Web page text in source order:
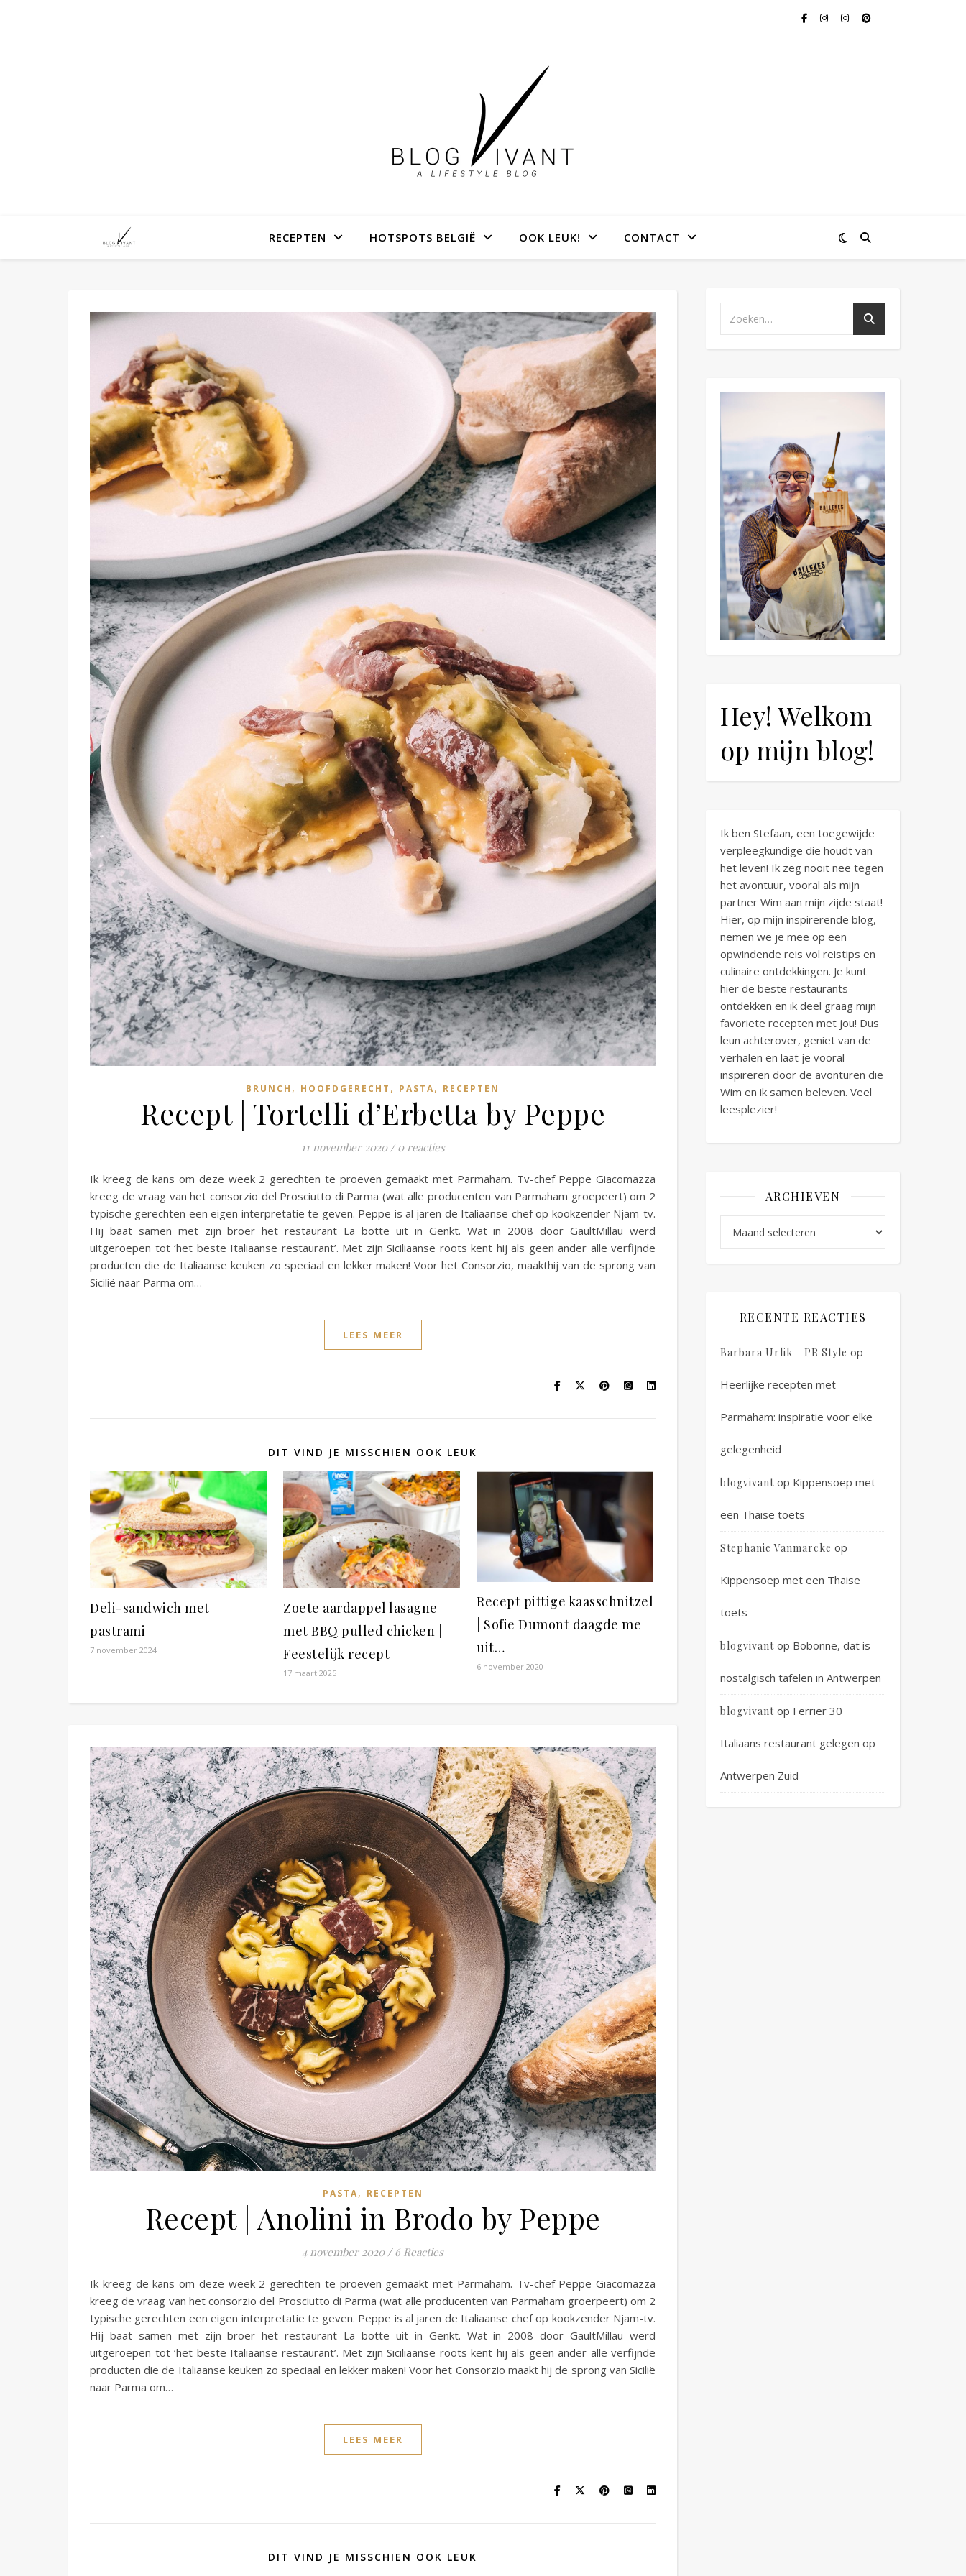
RECEPTEN HOTSPOTS BELGIË OOK LEUK! CONTACT
BRUNCH , HOOFDGERECHT , PASTA, RECEPTEN
Recept | Tortelli d’Erbetta by Peppe
11 november 2020 / 0 reacties
Ik kreeg de kans om deze week 2 gerechten te proeven gemaakt met Parmaham. Tv-chef Peppe Giacomazza
kreeg de vraag van het consorzio del Prosciutto di Parma (wat alle producenten van Parmaham groepeert) om 2
typische gerechten een eigen interpretatie te geven. Peppe is al jaren de Italiaanse chef op kookzender Njam-tv.
Hij baat samen met zijn broer het restaurant La botte uit in Genkt. Wat in 2008 door GaultMillau werd
uitgeroepen tot ‘het beste Italiaanse restaurant’. Met zijn Siciliaanse roots kent hij als geen ander alle verfijnde
producten die de Italiaanse keuken zo speciaal en lekker maken! Voor het Consorzio, maakthij van de sprong van
Sicilië naar Parma om…
LEES MEER
DIT VIND JE MISSCHIEN OOK LEUK
Deli-sandwich met
pastrami
7 november 2024
Zoete aardappel lasagne
met BBQ pulled chicken |
Feestelijk recept
17 maart 2025
Recept pittige kaasschnitzel
| Sofie Dumont daagde me
uit…
6 november 2020
PASTA, RECEPTEN
Recept | Anolini in Brodo by Peppe
4 november 2020 / 6 Reacties
Ik kreeg de kans om deze week 2 gerechten te proeven gemaakt met Parmaham. Tv-chef Peppe Giacomazza
kreeg de vraag van het consorzio del Prosciutto di Parma (wat alle producenten van Parmaham groerpeert) om 2
typische gerechten een eigen interpretatie te geven. Peppe is al jaren de Italiaanse chef op kookzender Njam-tv.
Hij baat samen met zijn broer het restaurant La botte uit in Genkt. Wat in 2008 door GaultMillau werd
uitgeroepen tot ‘het beste Italiaanse restaurant’. Met zijn Siciliaanse roots kent hij als geen ander alle verfijnde
producten die de Italiaanse keuken zo speciaal en lekker maken! Voor het Consorzio maakt hij de sprong van Sicilië
naar Parma om…
LEES MEER
DIT VIND JE MISSCHIEN OOK LEUK
Hey! Welkom
op mijn blog!
Ik ben Stefaan, een toegewijde
verpleegkundige die houdt van
het leven! Ik zeg nooit nee tegen
het avontuur, vooral als mijn
partner Wim aan mijn zijde staat!
Hier, op mijn inspirerende blog,
nemen we je mee op een
opwindende reis vol reistips en
culinaire ontdekkingen. Je kunt
hier de beste restaurants
ontdekken en ik deel graag mijn
favoriete recepten met jou! Dus
leun achterover, geniet van de
verhalen en laat je vooral
inspireren door de avonturen die
Wim en ik samen beleven. Veel
leesplezier!
ARCHIEVEN
RECENTE REACTIES
Barbara Urlik - PR Style op
Heerlijke recepten met
Parmaham: inspiratie voor elke
gelegenheid
blogvivant op Kippensoep met
een Thaise toets
Stephanie Vanmarcke op
Kippensoep met een Thaise
toets
blogvivant op Bobonne, dat is
nostalgisch tafelen in Antwerpen
blogvivant op Ferrier 30
Italiaans restaurant gelegen op
Antwerpen Zuid